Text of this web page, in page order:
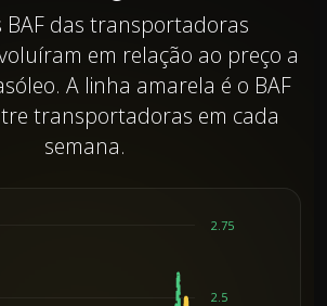
BAF das transportadoras
em relação ao preço a
A linha amarela é o BAF
transportadoras em cada
semana.
2.5
2.75